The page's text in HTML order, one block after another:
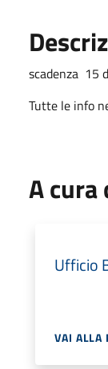
scadenza 15
Tutte le info
A cura
Ufficio
VAI ALLA